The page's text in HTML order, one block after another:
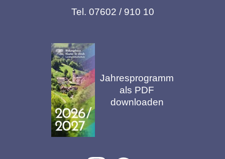
Tel. 07602 / 910 10
Jahresprogramm
als PDF
downloaden